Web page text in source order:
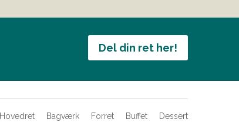
Del din ret her!
Hovedret Bagværk Forret Buffet Dessert